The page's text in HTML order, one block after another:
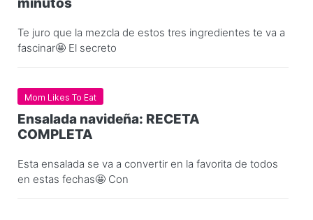
Te juro que la mezcla de estos tres ingredientes te va a
fascinar🤩 El secreto
Mom Likes To Eat
Ensalada navideña: RECETA
COMPLETA
Esta ensalada se va a convertir en la favorita de todos
en estas fechas🤩 Con